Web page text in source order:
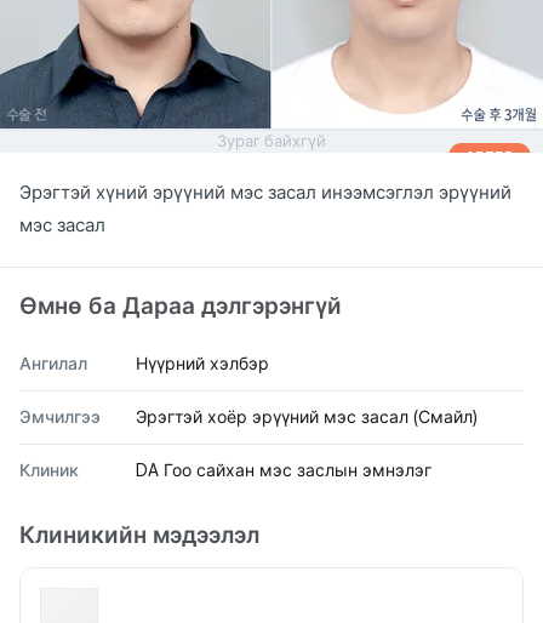
AFTER
Зураг байхгүй
Эрэгтэй хүний эрүүний мэс засал инээмсэглэл эрүүний
мэс засал
Өмнө ба Дараа дэлгэрэнгүй
Ангилал Нүүрний хэлбэр
Эмчилгээ Эрэгтэй хоёр эрүүний мэс засал (Смайл)
Клиник DA Гоо сайхан мэс заслын эмнэлэг
Клиникийн мэдээлэл